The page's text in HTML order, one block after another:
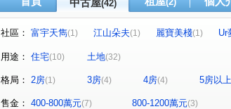
中古屋(42)
社區： 富宇天雋(1) 江山朵夫(1) 麗寶美棧(1) Ur
有謙家園 煙波儷舍透天
立鵬路 中華路一段 中山路 有謙
福興段(1) 下大窩段 下角段(1)
用途： 住宅(10) 土地(32)
格局： 2房(1) 3房(4) 4房(4) 5房以上
售金： 400-800萬元(7) 800-1200萬元(3)